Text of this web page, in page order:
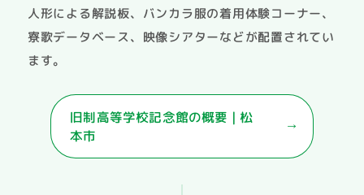
人形による解説板、バンカラ服の着用体験コーナー、
寮歌データベース、映像シアターなどが配置されてい
ます。
旧制高等学校記念館の概要 | 松
本市